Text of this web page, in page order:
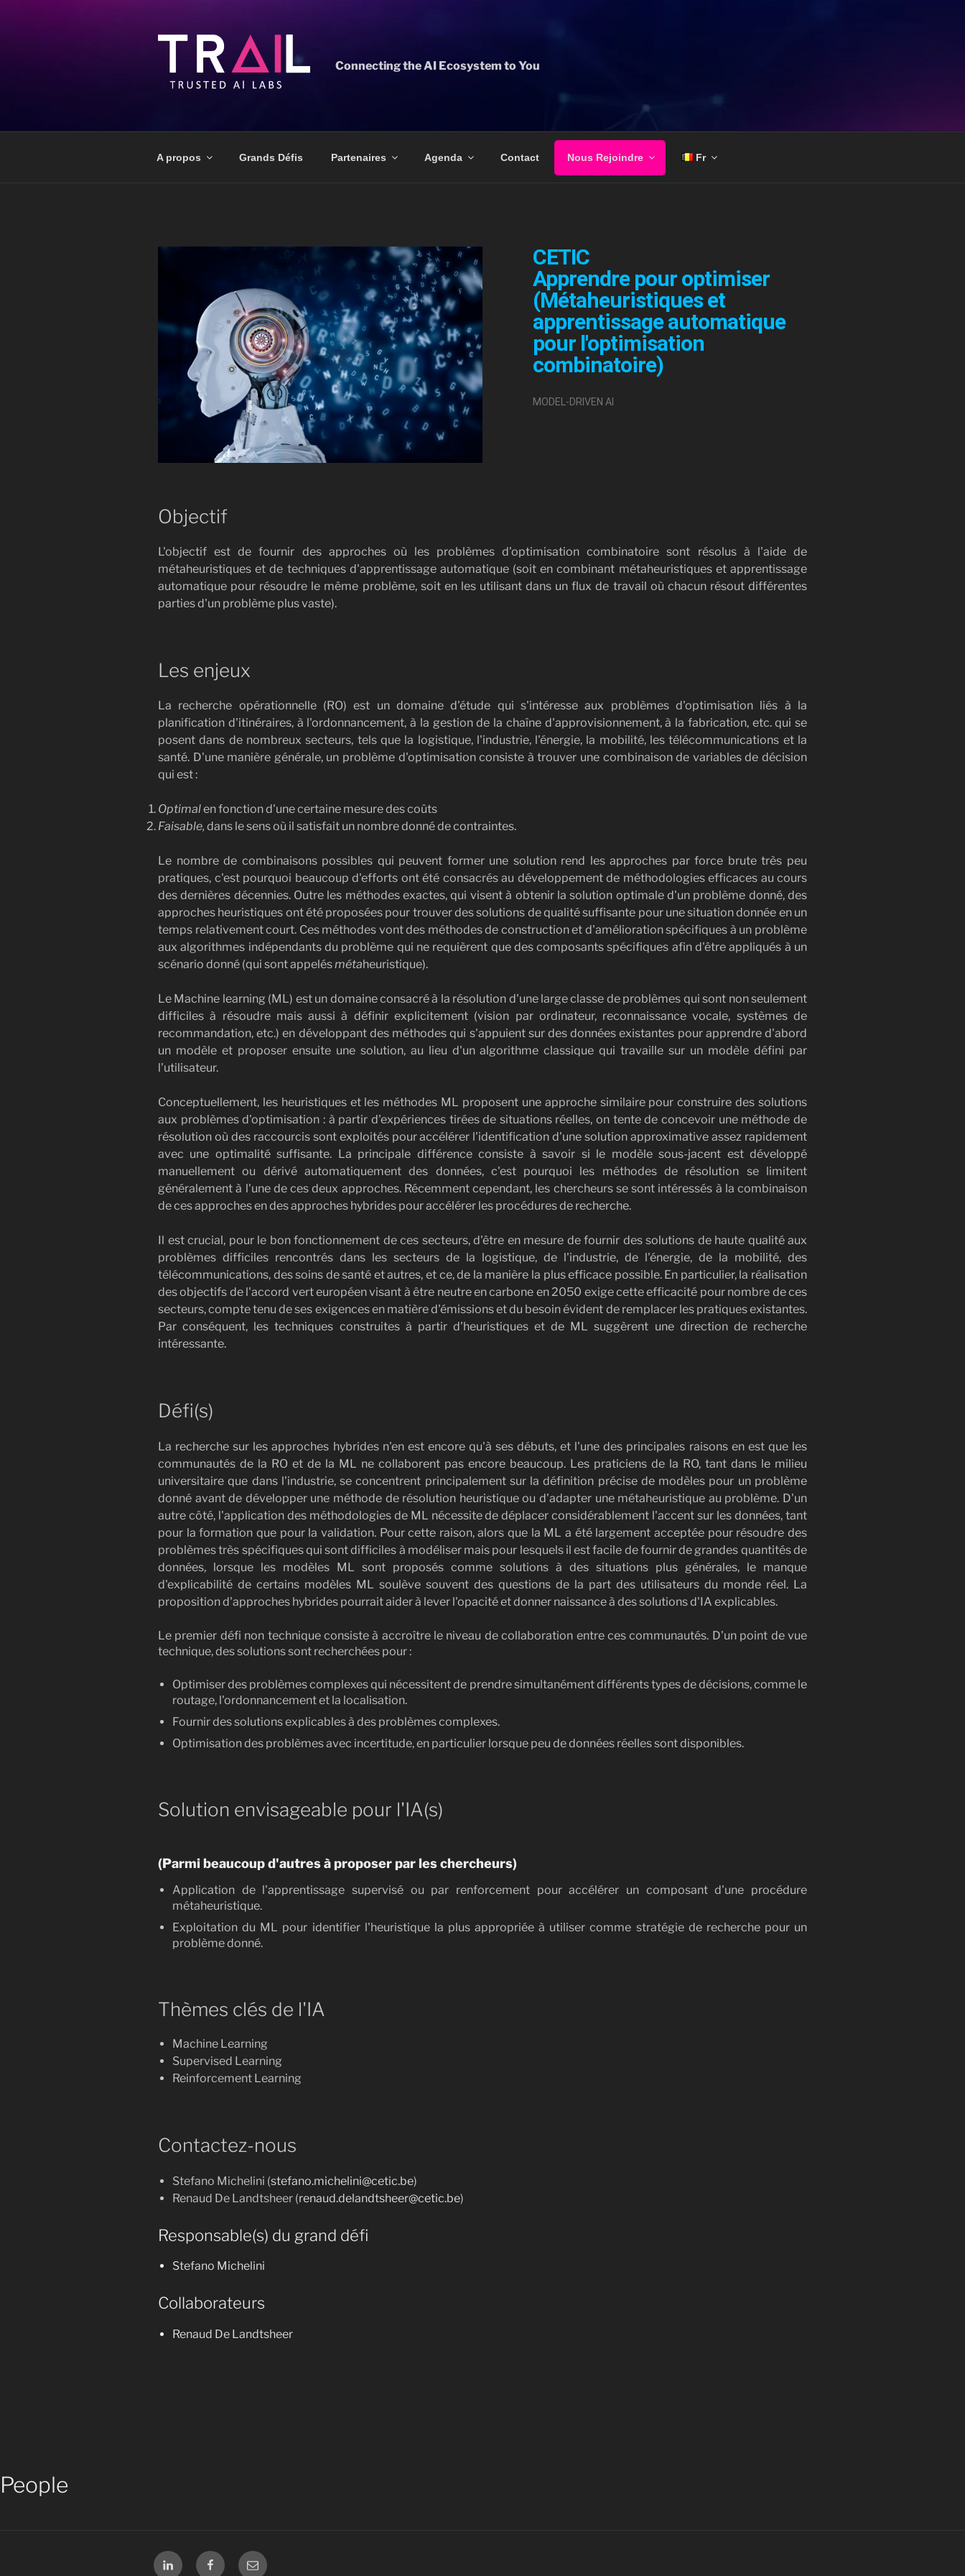
Connecting the AI Ecosystem to You
A propos Grands Défis Partenaires Agenda Contact Nous Rejoindre Fr
CETIC
Apprendre pour optimiser
(Métaheuristiques et
apprentissage automatique
pour l'optimisation
combinatoire)
MODEL-DRIVEN AI
Objectif
L'objectif est de fournir des approches où les problèmes d'optimisation combinatoire sont résolus à l'aide de
métaheuristiques et de techniques d'apprentissage automatique (soit en combinant métaheuristiques et apprentissage
automatique pour résoudre le même problème, soit en les utilisant dans un flux de travail où chacun résout différentes
parties d'un problème plus vaste).
Les enjeux
La recherche opérationnelle (RO) est un domaine d'étude qui s'intéresse aux problèmes d'optimisation liés à la
planification d'itinéraires, à l'ordonnancement, à la gestion de la chaîne d'approvisionnement, à la fabrication, etc. qui se
posent dans de nombreux secteurs, tels que la logistique, l'industrie, l'énergie, la mobilité, les télécommunications et la
santé. D'une manière générale, un problème d'optimisation consiste à trouver une combinaison de variables de décision
qui est :
Optimalen fonction d'une certaine mesure des coûts
Faisable, dans le sens où il satisfait un nombre donné de contraintes.
Le nombre de combinaisons possibles qui peuvent former une solution rend les approches par force brute très peu
pratiques, c'est pourquoi beaucoup d'efforts ont été consacrés au développement de méthodologies efficaces au cours
des dernières décennies. Outre les méthodes exactes, qui visent à obtenir la solution optimale d'un problème donné, des
approches heuristiques ont été proposées pour trouver des solutions de qualité suffisante pour une situation donnée en un
temps relativement court. Ces méthodes vont des méthodes de construction et d'amélioration spécifiques à un problème
aux algorithmes indépendants du problème qui ne requièrent que des composants spécifiques afin d'être appliqués à un
scénario donné (qui sont appelésmétaheuristique).
Le Machine learning (ML) est un domaine consacré à la résolution d'une large classe de problèmes qui sont non seulement
difficiles à résoudre mais aussi à définir explicitement (vision par ordinateur, reconnaissance vocale, systèmes de
recommandation, etc.) en développant des méthodes qui s'appuient sur des données existantes pour apprendre d'abord
un modèle et proposer ensuite une solution, au lieu d'un algorithme classique qui travaille sur un modèle défini par
l'utilisateur.
Conceptuellement, les heuristiques et les méthodes ML proposent une approche similaire pour construire des solutions
aux problèmes d'optimisation : à partir d'expériences tirées de situations réelles, on tente de concevoir une méthode de
résolution où des raccourcis sont exploités pour accélérer l'identification d'une solution approximative assez rapidement
avec une optimalité suffisante. La principale différence consiste à savoir si le modèle sous-jacent est développé
manuellement ou dérivé automatiquement des données, c'est pourquoi les méthodes de résolution se limitent
généralement à l'une de ces deux approches. Récemment cependant, les chercheurs se sont intéressés à la combinaison
de ces approches en des approches hybrides pour accélérer les procédures de recherche.
Il est crucial, pour le bon fonctionnement de ces secteurs, d'être en mesure de fournir des solutions de haute qualité aux
problèmes difficiles rencontrés dans les secteurs de la logistique, de l'industrie, de l'énergie, de la mobilité, des
télécommunications, des soins de santé et autres, et ce, de la manière la plus efficace possible. En particulier, la réalisation
des objectifs de l'accord vert européen visant à être neutre en carbone en 2050 exige cette efficacité pour nombre de ces
secteurs, compte tenu de ses exigences en matière d'émissions et du besoin évident de remplacer les pratiques existantes.
Par conséquent, les techniques construites à partir d'heuristiques et de ML suggèrent une direction de recherche
intéressante.
Défi(s)
La recherche sur les approches hybrides n'en est encore qu'à ses débuts, et l'une des principales raisons en est que les
communautés de la RO et de la ML ne collaborent pas encore beaucoup. Les praticiens de la RO, tant dans le milieu
universitaire que dans l'industrie, se concentrent principalement sur la définition précise de modèles pour un problème
donné avant de développer une méthode de résolution heuristique ou d'adapter une métaheuristique au problème. D'un
autre côté, l'application des méthodologies de ML nécessite de déplacer considérablement l'accent sur les données, tant
pour la formation que pour la validation. Pour cette raison, alors que la ML a été largement acceptée pour résoudre des
problèmes très spécifiques qui sont difficiles à modéliser mais pour lesquels il est facile de fournir de grandes quantités de
données, lorsque les modèles ML sont proposés comme solutions à des situations plus générales, le manque
d'explicabilité de certains modèles ML soulève souvent des questions de la part des utilisateurs du monde réel. La
proposition d'approches hybrides pourrait aider à lever l'opacité et donner naissance à des solutions d'IA explicables.
Le premier défi non technique consiste à accroître le niveau de collaboration entre ces communautés. D'un point de vue
technique, des solutions sont recherchées pour :
Optimiser des problèmes complexes qui nécessitent de prendre simultanément différents types de décisions, comme le
routage, l'ordonnancement et la localisation.
Fournir des solutions explicables à des problèmes complexes.
Optimisation des problèmes avec incertitude, en particulier lorsque peu de données réelles sont disponibles.
Solution envisageable pour l'IA(s)
(Parmi beaucoup d'autres à proposer par les chercheurs)
Application de l'apprentissage supervisé ou par renforcement pour accélérer un composant d'une procédure
métaheuristique.
Exploitation du ML pour identifier l'heuristique la plus appropriée à utiliser comme stratégie de recherche pour un
problème donné.
Thèmes clés de l'IA
Machine Learning
Supervised Learning
Reinforcement Learning
Contactez-nous
Stefano Michelini (stefano.michelini@cetic.be)
Renaud De Landtsheer (renaud.delandtsheer@cetic.be)
Responsable(s) du grand défi
Stefano Michelini
Collaborateurs
Renaud De Landtsheer
People